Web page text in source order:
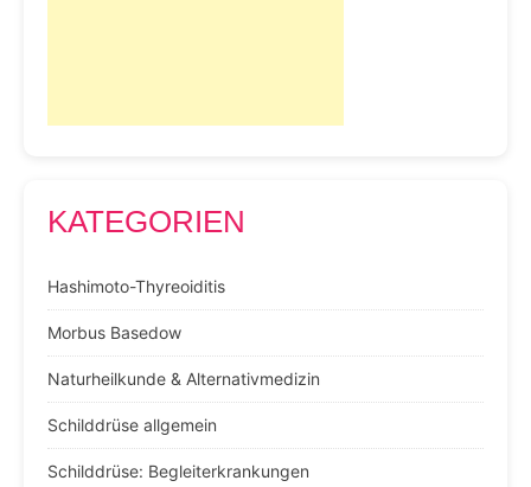
KATEGORIEN
Hashimoto-Thyreoiditis
Morbus Basedow
Naturheilkunde & Alternativmedizin
Schilddrüse allgemein
Schilddrüse: Begleiterkrankungen